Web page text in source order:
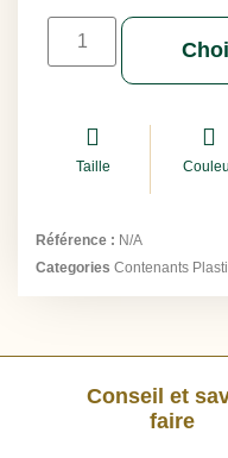
Taille
Référence : N/A
Categories Contenants
Conseil et
faire